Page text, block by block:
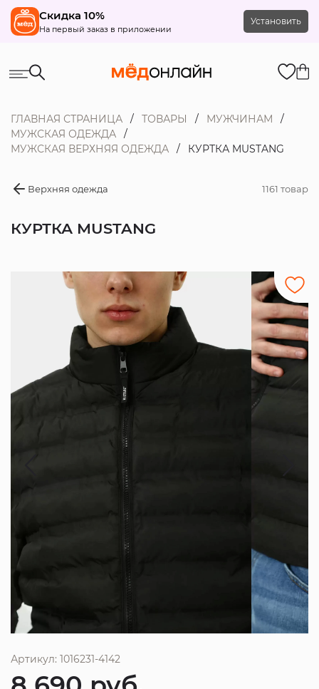
Скидка 10%
На первый заказ в приложении
Установить
ГЛАВНАЯ СТРАНИЦА ТОВАРЫ
МУЖЧИНАМ
МУЖСКАЯ ОДЕЖДА
МУЖСКАЯ ВЕРХНЯЯ ОДЕЖДА
КУРТКА MUSTANG
Верхняя одежда 1161 товар
КУРТКА MUSTANG
Артикул: 1016231-4142